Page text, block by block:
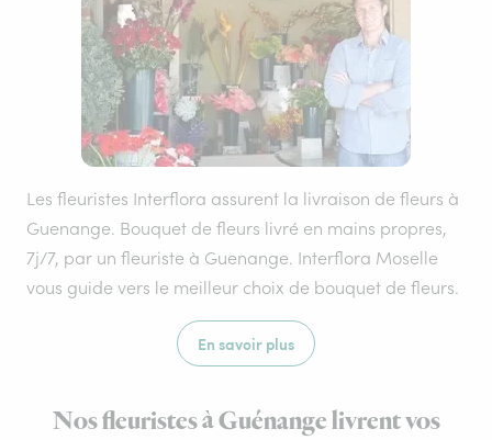
Les fleuristes Interflora assurent la livraison de fleurs à
Guenange. Bouquet de fleurs livré en mains propres,
7j/7, par un fleuriste à Guenange. Interflora Moselle
vous guide vers le meilleur choix de bouquet de fleurs.
En savoir plus
Nos fleuristes à Guénange livrent vos